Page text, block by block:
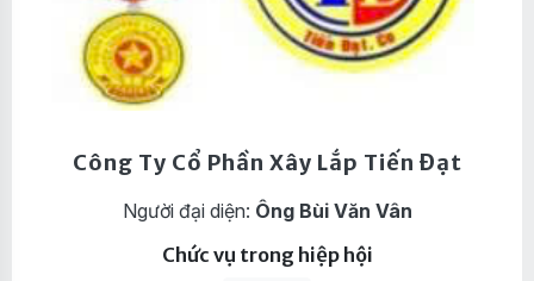
Công Ty Cổ Phần Xây Lắp Tiến Đạt
Người đại diện: Ông Bùi Văn Vân
Chức vụ trong hiệp hội